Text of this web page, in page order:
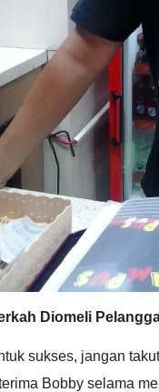
Diomeli
sukses, jangan
Bobby selama